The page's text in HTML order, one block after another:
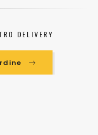
DELIVERY